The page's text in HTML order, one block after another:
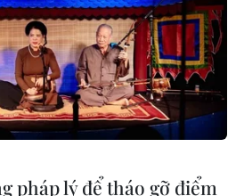
XÃ VIỆT NAM
DUẨN
pháp lý để tháo gỡ điểm